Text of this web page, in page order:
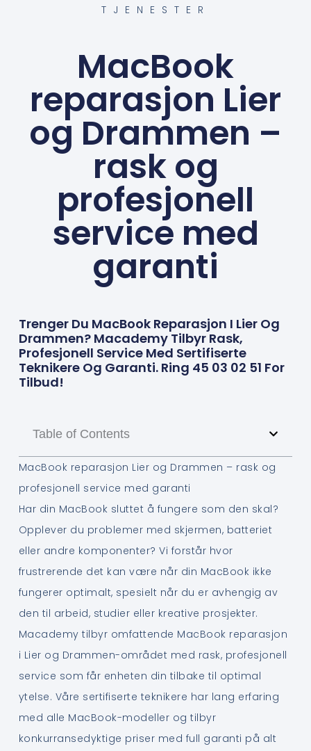
TJENESTER
MacBook
reparasjon Lier
og Drammen –
rask og
profesjonell
service med
garanti
Trenger Du MacBook Reparasjon I Lier Og
Drammen? Macademy Tilbyr Rask,
Profesjonell Service Med Sertifiserte
Teknikere Og Garanti. Ring 45 03 02 51 For
Tilbud!
Table of Contents
MacBook reparasjon Lier og Drammen – rask og
profesjonell service med garanti
Har din MacBook sluttet å fungere som den skal?
Opplever du problemer med skjermen, batteriet
eller andre komponenter? Vi forstår hvor
frustrerende det kan være når din MacBook ikke
fungerer optimalt, spesielt når du er avhengig av
den til arbeid, studier eller kreative prosjekter.
Macademy tilbyr omfattende MacBook reparasjon
i Lier og Drammen-området med rask, profesjonell
service som får enheten din tilbake til optimal
ytelse. Våre sertifiserte teknikere har lang erfaring
med alle MacBook-modeller og tilbyr
konkurransedyktige priser med full garanti på alt